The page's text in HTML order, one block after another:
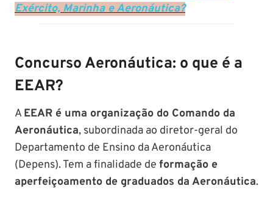
Exército, Marinha e Aeronáutica?
Concurso Aeronáutica: o que é a
EEAR?
AEEAR é uma organização do Comando da
Aeronáutica, subordinada ao diretor-geral do
Departamento de Ensino da Aeronáutica
(Depens). Tem a finalidade de formação e
aperfeiçoamento de graduados da Aeronáutica.